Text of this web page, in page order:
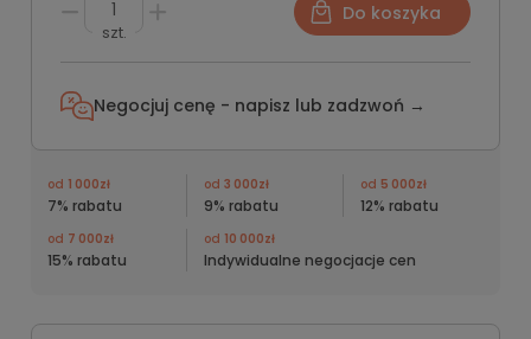
szt.
Do koszyka
Negocjuj cenę - napisz lub zadzwoń →
od 1 000zł
7% rabatu
od 3 000zł
9% rabatu
od 5 000zł
12% rabatu
od 7 000zł
15% rabatu
od 10 000zł
Indywidualne negocjacje cen